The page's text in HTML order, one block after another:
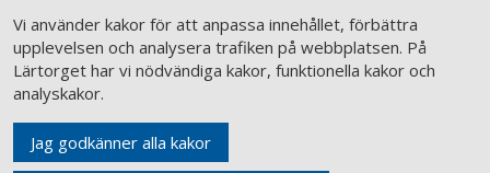
Vi använder kakor för att anpassa innehållet, förbättra
upplevelsen och analysera trafiken på webbplatsen. På
Lärtorget har vi nödvändiga kakor, funktionella kakor och
analyskakor.
Jag godkänner alla kakor